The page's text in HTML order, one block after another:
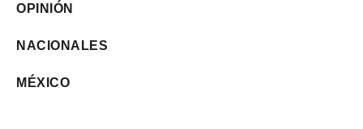
OPINIÓN
NACIONALES
MÉXICO